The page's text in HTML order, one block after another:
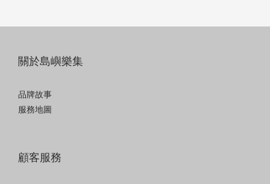
關於島嶼樂集
品牌故事
服務地圖
顧客服務